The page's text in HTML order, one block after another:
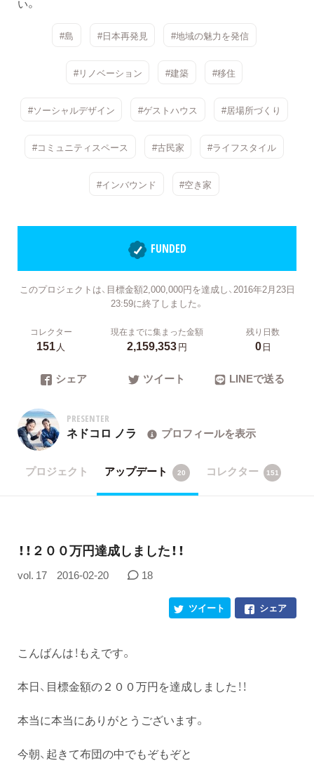
い。
#島 #日本再発見 #地域の魅力を発信
#リノベーション #建築 #移住
#ソーシャルデザイン #ゲストハウス #居場所づくり
#コミュニティスペース #古民家 #ライフスタイル
#インバウンド #空き家
FUNDED
このプロジェクトは、目標金額2,000,000円を達成し、2016年2月23日
23:59に終了しました。
コレクター
151人
現在までに集まった金額
2,159,353円
残り日数
0日
シェア ツイート LINEで送る
PRESENTER
ネドコロ ノラ プロフィールを表示
プロジェクト アップデート 20 コレクター 151
！！２００万円達成しました！！
vol. 17 2016-02-20 18
シェア
ツイート
こんばんは！もえです。
本日、目標金額の２００万円を達成しました！！
本当に本当にありがとうございます。
今朝、起きて布団の中でもぞもぞと